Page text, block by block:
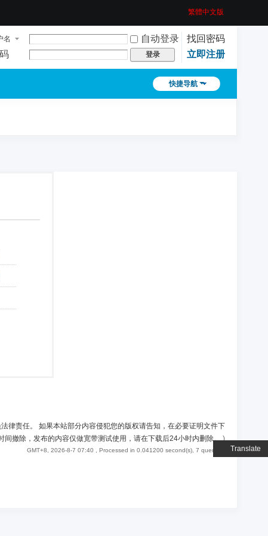
Translate
繁體中文版
名 自动登录
找回密码
登录 立即注册
快捷导航
律责任。 如果本站部分内容侵犯您的版权请告知，在必要证明文件下
间撤除，发布的内容仅做宽带测试使用，请在下载后24小时内删除。)
GMT+8, 2026-8-7 07:40 , Processed in 0.041200 second(s), 7 queries .